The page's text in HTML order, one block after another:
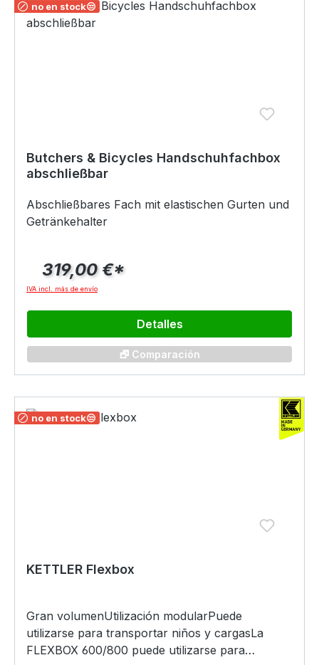
no en stock😒
Butchers & Bicycles Handschuhfachbox
abschließbar
Abschließbares Fach mit elastischen Gurten und
Getränkehalter
319,00 €*
IVA incl. más de envío
Detalles
🗗 Comparación
no en stock😒
KETTLER Flexbox
Gran volumenUtilización modularPuede
utilizarse para transportar niños y cargasLa
FLEXBOX 600/800 puede utilizarse para